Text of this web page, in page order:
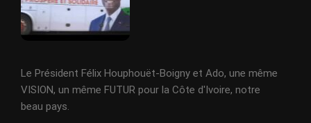
Le Président Félix Houphouët-Boigny et Ado, une même
VISION, un même FUTUR pour la Côte d'Ivoire, notre
beau pays.